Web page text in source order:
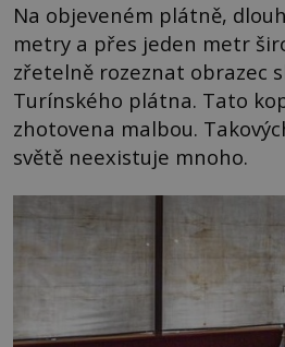
Na objeveném plátně,
metry a přes jeden metr
zřetelně rozeznat obrazec
Turínského plátna. Tato
zhotovena malbou.
světě neexistuje mnoho.